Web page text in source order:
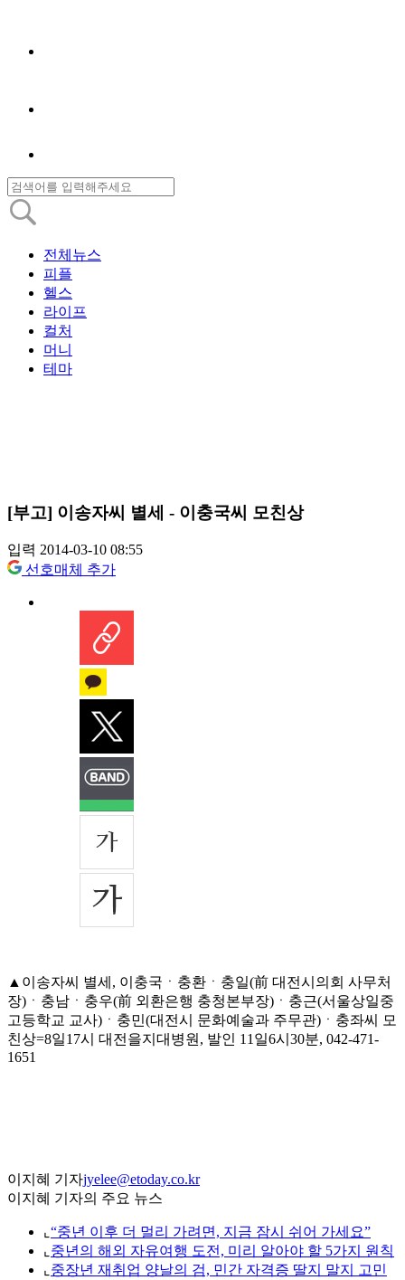
전체뉴스
피플
헬스
라이프
컬처
머니
테마
[부고] 이송자씨 별세 - 이충국씨 모친상
입력 2014-03-10 08:55
선호매체 추가
▲이송자씨 별세, 이충국ㆍ충환ㆍ충일(前 대전시의회 사무처
장)ㆍ충남ㆍ충우(前 외환은행 충청본부장)ㆍ충근(서울상일중
고등학교 교사)ㆍ충민(대전시 문화예술과 주무관)ㆍ충좌씨 모
친상=8일17시 대전을지대병원, 발인 11일6시30분, 042-471-
1651
이지혜 기자jyelee@etoday.co.kr
이지혜 기자의 주요 뉴스
⌞ “중년 이후 더 멀리 가려면, 지금 잠시 쉬어 가세요”
⌞ 중년의 해외 자유여행 도전, 미리 알아야 할 5가지 원칙
⌞ 중장년 재취업 양날의 검, 민간 자격증 딸지 말지 고민